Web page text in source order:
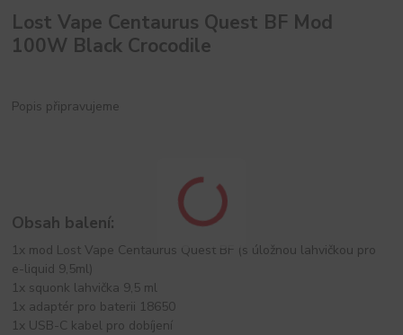
Lost Vape Centaurus Quest BF Mod
100W Black Crocodile
Popis připravujeme
Obsah balení:
1x mod Lost Vape Centaurus Quest BF (s úložnou lahvičkou pro
e-liquid 9,5ml)
1x squonk lahvička 9,5 ml
1x adaptér pro baterii 18650
1x USB-C kabel pro dobíjení